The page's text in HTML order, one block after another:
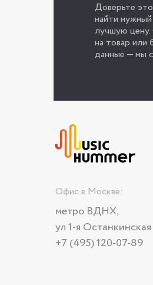
Доверьте
найти
лучшую
на товар или
данные — мы
Офис в Москве:
метро ВДНХ,
ул 1-я
+7 (495) 120-07-89